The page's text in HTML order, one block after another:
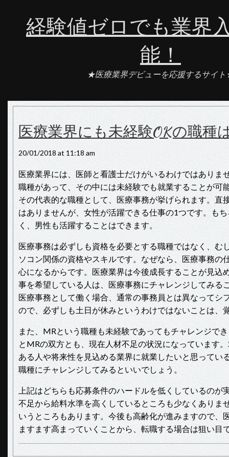
経験値ゼロでも業界
能！
★医療業界デビューを応援するサイ
医療業界にも未経験OKの職種
20/01/2018 at 11:18 am
医療業界には、医師と看護士だけがいるわけではありま
職種があって、その中には未経験でも就業することが可
その代表的な職種として、医療事務が挙げられます。直
はありませんが、女性が活躍できる仕事の1つです。も
く、男性も活躍することはできます。
医療事務は必ずしも資格を必要とする職種ではなく、む
ソコン関係の資格やスキルです。なぜなら、医療事務の
心になるからです。医療業界は今後成長することが見込
事を希望している人は、医療事務にチャレンジしてみる
医療事務として働く場合、通常の事務員とは異なってシ
ので、必ずしも土日が休みというわけではないことは、
また、MRという職種も未経験であってもチャレンジで
とMRの双方とも、現在人材不足の状況になっています
ある人や将来性を見込める業界に就業したいと思ってい
職種にチャレンジしてみるといいでしょう。
上記はどちらも応募条件のハードルを低くしているのが
不足から給料水準を高くしているところも少なくありま
いうところもあります。今後も高齢化が進みますので、
ますます高まっていくことから、転職する場合は狙い目